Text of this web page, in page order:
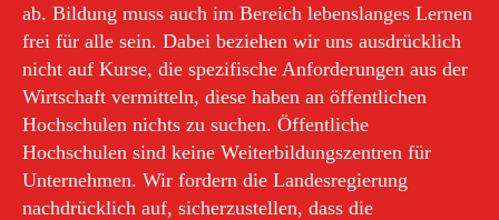
ab. Bildung muss auch im Bereich lebenslanges Lernen
frei für alle sein. Dabei beziehen wir uns ausdrücklich
nicht auf Kurse, die spezifische Anforderungen aus der
Wirtschaft vermitteln, diese haben an öffentlichen
Hochschulen nichts zu suchen. Öffentliche
Hochschulen sind keine Weiterbildungszentren für
Unternehmen. Wir fordern die Landesregierung
nachdrücklich auf, sicherzustellen, dass die